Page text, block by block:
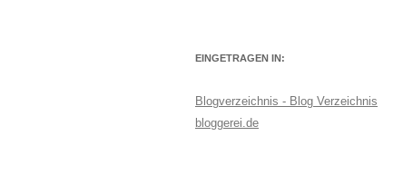
EINGETRAGEN IN:
Blogverzeichnis - Blog Verzeichnis
bloggerei.de